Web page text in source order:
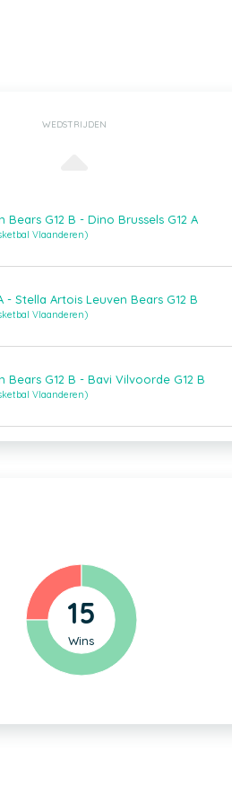
WEDSTRIJDEN
Bears G12 B - Dino Brussels G12 A
Vlaanderen)
- Stella Artois Leuven Bears G12 B
Vlaanderen)
Bears G12 B - Bavi Vilvoorde G12 B
Vlaanderen)
15
Wins